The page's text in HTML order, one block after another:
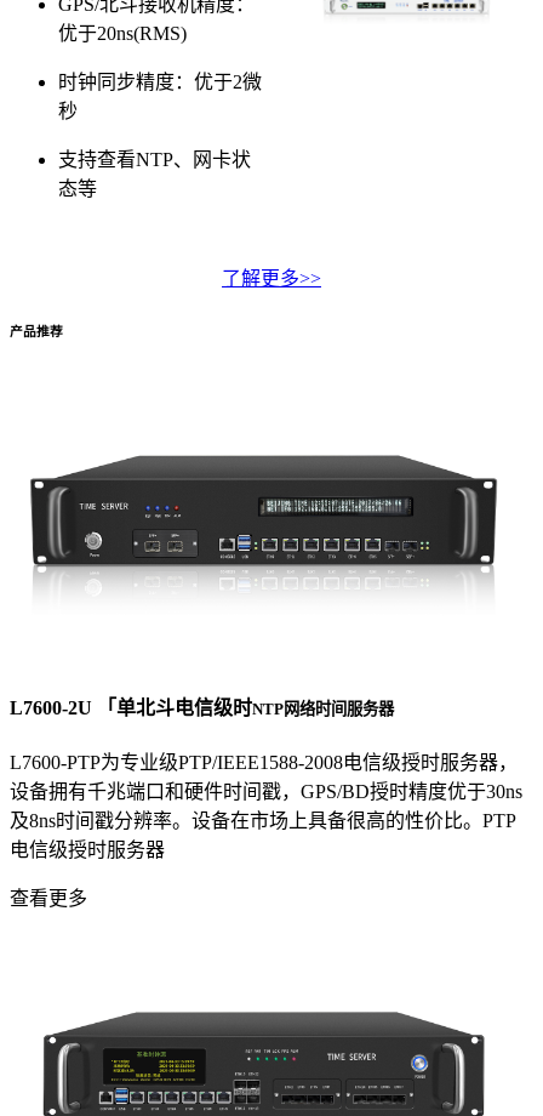
优于20ns(RMS)
时钟同步精度：优于2微
秒
支持查看NTP、网卡状
态等
了解更多>>
产品推荐
L7600-2U 「单北斗电信级时NTP网络时间服务器
L7600-PTP为专业级PTP/IEEE1588-2008电信级授时服务器，
设备拥有千兆端口和硬件时间戳，GPS/BD授时精度优于30ns
及8ns时间戳分辨率。设备在市场上具备很高的性价比。PTP
电信级授时服务器
查看更多